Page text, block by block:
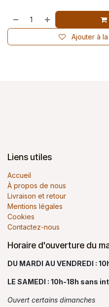
Ajouter à
Liens utiles
Accueil
À propos de nous
Livraison et retour
Mentions légales
Cookies
Contactez-nous
Horaire d'ouverture du
DU MARDI AU VENDREDI :
LE SAMEDI : 10h-18h sans
Ouvert certains dimanches